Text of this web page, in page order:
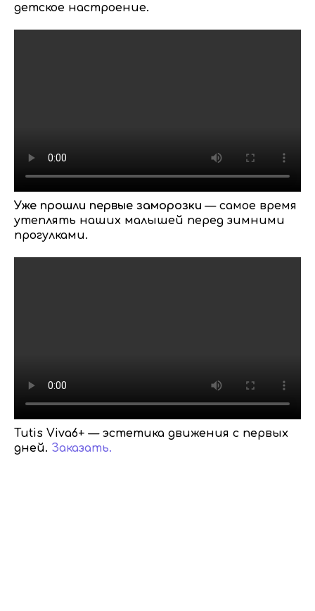
детское настроение.
Уже прошли первые заморозки— самое время
утеплять наших малышей перед зимними
прогулками.
Tutis Viva6+ — эстетика движения с первых
дней. Заказать.